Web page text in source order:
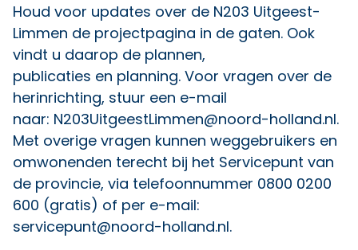
Houd voor updates over de N203 Uitgeest-
Limmen de projectpagina in de gaten. Ook
vindt u daarop de plannen,
publicaties en planning. Voor vragen over de
herinrichting, stuur een e-mail
naar: N203UitgeestLimmen@noord-holland.nl.
Met overige vragen kunnen weggebruikers en
omwonenden terecht bij het Servicepunt van
de provincie, via telefoonnummer 0800 0200
600 (gratis) of per e-mail:
servicepunt@noord-holland.nl.